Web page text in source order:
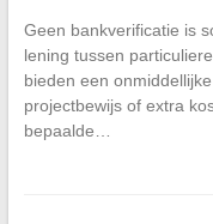
Geen bankverificatie is
lening tussen
bieden een
projectbewijs of extra
bepaalde…